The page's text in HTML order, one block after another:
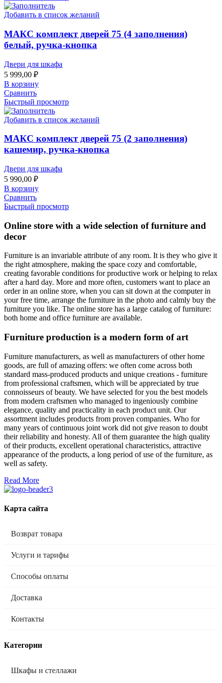
Добавить в список желаний
МАКС комплект дверей 75 (4 заполнения)
белый, ручка-кнопка
Двери для шкафа
5 999,00 ₽
В корзину
Сравнить
Быстрый просмотр
Добавить в список желаний
МАКС комплект дверей 75 (2 заполнения)
кашемир, ручка-кнопка
Двери для шкафа
5 990,00 ₽
В корзину
Сравнить
Быстрый просмотр
Online store with a wide selection of furniture and
decor
Furniture is an invariable attribute of any room. It is they who give it
the right atmosphere, making the space cozy and comfortable,
creating favorable conditions for productive work or helping to relax
after a hard day. More and more often, customers want to place an
order in an online store, when you can sit down at the computer in
your free time, arrange the furniture in the photo and calmly buy the
furniture you like. The online store has a large catalog of furniture:
both home and office furniture are available.
Furniture production is a modern form of art
Furniture manufacturers, as well as manufacturers of other home
goods, are full of amazing offers: we often come across both
standard mass-produced products and unique creations - furniture
from professional craftsmen, which will be appreciated by true
connoisseurs of beauty. We have selected for you the best models
from modern craftsmen who managed to ingeniously combine
elegance, quality and practicality in each product unit. Our
assortment includes products from proven companies. Who for
many years of continuous joint work did not give reason to doubt
their reliability and honesty. All of them guarantee the high quality
of their products, excellent operational characteristics, attractive
appearance of the products, a long period of use of the furniture, as
well as safety.
Read More
Карта сайта
Возврат товара
Услуги и тарифы
Способы оплаты
Доставка
Контакты
Категории
Шкафы и стеллажи